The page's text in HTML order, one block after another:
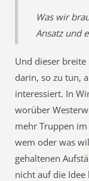
Was wir
Ansatz und
Und dieser
darin, so zu tun,
interessiert. In
worüber
mehr Truppen
wem oder was
gehaltenen
nicht auf die